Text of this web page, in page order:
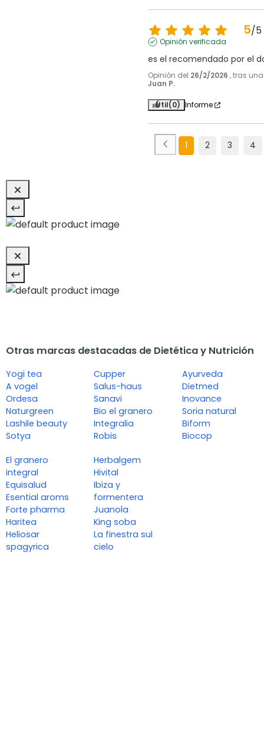
5/5
Opinión verificada
es el recomendado por el
Opinión del 26/2/2026 , tras
Juan P.
Útil(0) Informe
1 2 3 4
Otras marcas destacadas de Dietética y Nutrición
Yogi tea
A vogel
Ordesa
Naturgreen
Lashile beauty
Sotya
Cupper
Salus-haus
Sanavi
Bio el granero
Integralia
Robis
Ayurveda
Dietmed
Inovance
Soria natural
Biform
Biocop
El granero
integral
Equisalud
Esential aroms
Forte pharma
Haritea
Heliosar
spagyrica
Herbalgem
Hivital
Ibiza y
formentera
Juanola
King soba
La finestra sul
cielo